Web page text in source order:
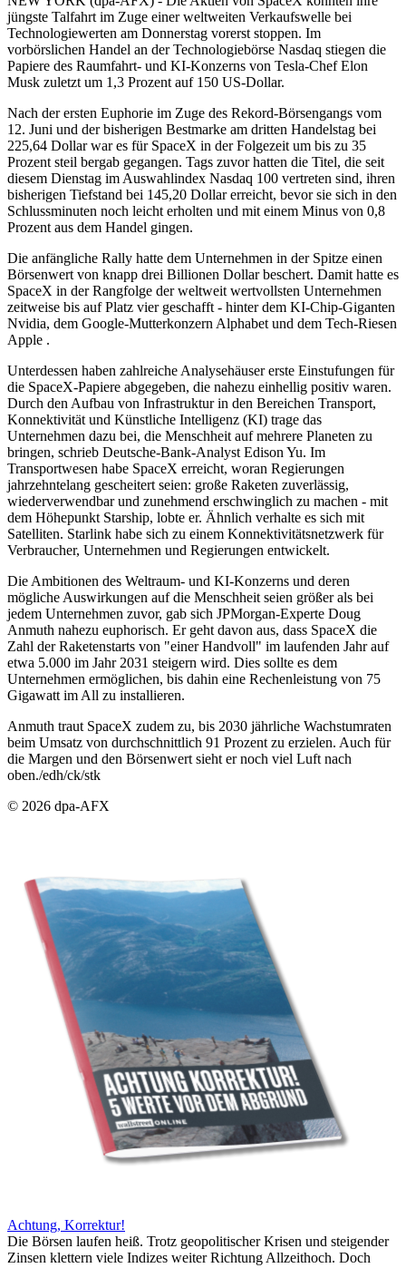
jüngste Talfahrt im Zuge einer weltweiten Verkaufswelle bei
Technologiewerten am Donnerstag vorerst stoppen. Im
vorbörslichen Handel an der Technologiebörse Nasdaq stiegen die
Papiere des Raumfahrt- und KI-Konzerns von Tesla-Chef Elon
Musk zuletzt um 1,3 Prozent auf 150 US-Dollar.
Nach der ersten Euphorie im Zuge des Rekord-Börsengangs vom
12. Juni und der bisherigen Bestmarke am dritten Handelstag bei
225,64 Dollar war es für SpaceX in der Folgezeit um bis zu 35
Prozent steil bergab gegangen. Tags zuvor hatten die Titel, die seit
diesem Dienstag im Auswahlindex Nasdaq 100 vertreten sind, ihren
bisherigen Tiefstand bei 145,20 Dollar erreicht, bevor sie sich in den
Schlussminuten noch leicht erholten und mit einem Minus von 0,8
Prozent aus dem Handel gingen.
Die anfängliche Rally hatte dem Unternehmen in der Spitze einen
Börsenwert von knapp drei Billionen Dollar beschert. Damit hatte es
SpaceX in der Rangfolge der weltweit wertvollsten Unternehmen
zeitweise bis auf Platz vier geschafft - hinter dem KI-Chip-Giganten
Nvidia, dem Google-Mutterkonzern Alphabet und dem Tech-Riesen
Apple .
Unterdessen haben zahlreiche Analysehäuser erste Einstufungen für
die SpaceX-Papiere abgegeben, die nahezu einhellig positiv waren.
Durch den Aufbau von Infrastruktur in den Bereichen Transport,
Konnektivität und Künstliche Intelligenz (KI) trage das
Unternehmen dazu bei, die Menschheit auf mehrere Planeten zu
bringen, schrieb Deutsche-Bank-Analyst Edison Yu. Im
Transportwesen habe SpaceX erreicht, woran Regierungen
jahrzehntelang gescheitert seien: große Raketen zuverlässig,
wiederverwendbar und zunehmend erschwinglich zu machen - mit
dem Höhepunkt Starship, lobte er. Ähnlich verhalte es sich mit
Satelliten. Starlink habe sich zu einem Konnektivitätsnetzwerk für
Verbraucher, Unternehmen und Regierungen entwickelt.
Die Ambitionen des Weltraum- und KI-Konzerns und deren
mögliche Auswirkungen auf die Menschheit seien größer als bei
jedem Unternehmen zuvor, gab sich JPMorgan-Experte Doug
Anmuth nahezu euphorisch. Er geht davon aus, dass SpaceX die
Zahl der Raketenstarts von "einer Handvoll" im laufenden Jahr auf
etwa 5.000 im Jahr 2031 steigern wird. Dies sollte es dem
Unternehmen ermöglichen, bis dahin eine Rechenleistung von 75
Gigawatt im All zu installieren.
Anmuth traut SpaceX zudem zu, bis 2030 jährliche Wachstumraten
beim Umsatz von durchschnittlich 91 Prozent zu erzielen. Auch für
die Margen und den Börsenwert sieht er noch viel Luft nach
oben./edh/ck/stk
© 2026 dpa-AFX
Achtung, Korrektur!
Die Börsen laufen heiß. Trotz geopolitischer Krisen und steigender
Zinsen klettern viele Indizes weiter Richtung Allzeithoch. Doch